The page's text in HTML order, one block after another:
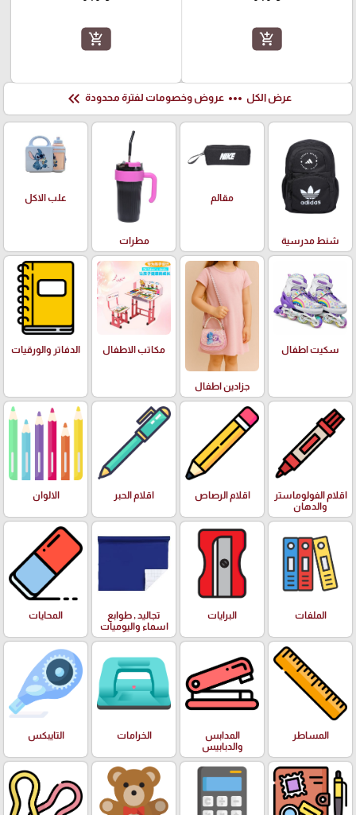
add_shopping_cart
add_shopping_cart
عرض الكل more_horiz عروض وخصومات لفترة محدودة keyboard_double_arrow_left
شنط مدرسية
مقالم
مطرات
علب الاكل
سكيت اطفال
جزادين اطفال
مكاتب الاطفال الدفاتر والورقيات
اقلام الفولوماستر
والدهان
اقلام الرصاص اقلام الحبر الالوان
الملفات البرايات
تجاليد , طوابع
اسماء واليوميات
المحايات
المساطر
المدابس
والدبابيس
الخرامات التايبكس